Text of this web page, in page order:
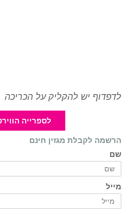
לדפדוף יש להקליק על הכריכה
לספרייה
הרשמה לקבלת מגזין חינם
שם
מייל